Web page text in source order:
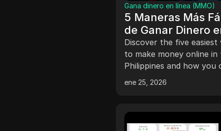
Gana dinero en línea (MMO)
5 Maneras Más
de Ganar Dinero
Línea en Filipinas
Discover the five easiest
to make money online in
Philippines and how you
start earning income
home. Descubre las cinco
dinero en línea en
cómo puedes comenzar
ene 25, 2026